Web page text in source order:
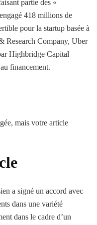
partie des «
418 millions de
pour la startup basée à
Research Company, Uber
Highbridge Capital
financement.
mais votre article
a signé un accord avec
dans une variété
dans le cadre d’un